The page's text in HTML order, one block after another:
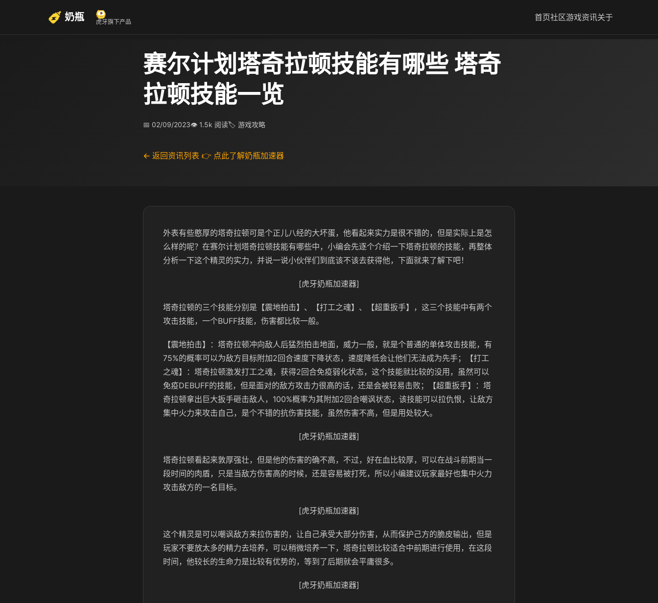
奶瓶 虎牙旗下产品 首页社区游戏资讯关于
赛尔计划塔奇拉顿技能有哪些 塔奇
拉顿技能一览
📅 02/09/2023👁 1.5k 阅读🏷 游戏攻略
← 返回资讯列表 👉 点此了解奶瓶加速器
外表有些憨厚的塔奇拉顿可是个正儿八经的大坏蛋，他看起来实力是很不错的，但是实际上是怎
么样的呢？在赛尔计划塔奇拉顿技能有哪些中，小编会先逐个介绍一下塔奇拉顿的技能，再整体
分析一下这个精灵的实力，并说一说小伙伴们到底该不该去获得他，下面就来了解下吧！
[虎牙奶瓶加速器]
塔奇拉顿的三个技能分别是【震地拍击】、【打工之魂】、【超重扳手】，这三个技能中有两个
攻击技能，一个BUFF技能，伤害都比较一般。
【震地拍击】：塔奇拉顿冲向敌人后猛烈拍击地面，威力一般，就是个普通的单体攻击技能，有
75%的概率可以为敌方目标附加2回合速度下降状态，速度降低会让他们无法成为先手；【打工
之魂】：塔奇拉顿激发打工之魂，获得2回合免疫弱化状态，这个技能就比较的没用，虽然可以
免疫DEBUFF的技能，但是面对的敌方攻击力很高的话，还是会被轻易击败；【超重扳手】：塔
奇拉顿拿出巨大扳手砸击敌人，100%概率为其附加2回合嘲讽状态，该技能可以拉仇恨，让敌方
集中火力来攻击自己，是个不错的抗伤害技能，虽然伤害不高，但是用处较大。
[虎牙奶瓶加速器]
塔奇拉顿看起来敦厚强壮，但是他的伤害的确不高，不过，好在血比较厚，可以在战斗前期当一
段时间的肉盾，只是当敌方伤害高的时候，还是容易被打死，所以小编建议玩家最好也集中火力
攻击敌方的一名目标。
[虎牙奶瓶加速器]
这个精灵是可以嘲讽敌方来拉伤害的，让自己承受大部分伤害，从而保护己方的脆皮输出，但是
玩家不要放太多的精力去培养，可以稍微培养一下，塔奇拉顿比较适合中前期进行使用，在这段
时间，他较长的生命力是比较有优势的，等到了后期就会平庸很多。
[虎牙奶瓶加速器]